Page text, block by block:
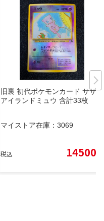
旧裏 初代ポケモンカード サザン
アイランドミュウ 含計33枚
マイストア在庫： 3069
税込 14500